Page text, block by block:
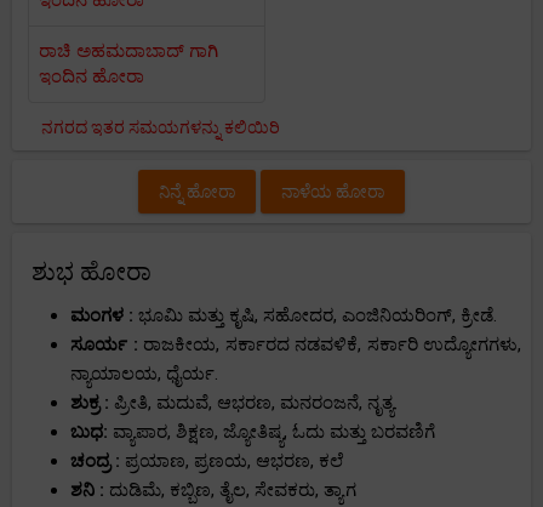
ರಾಚಿ ಅಹಮದಾಬಾದ್ ಗಾಗಿ
ಇಂದಿನ ಹೋರಾ
ನಗರದ ಇತರ ಸಮಯಗಳನ್ನು ಕಲಿಯಿರಿ
ನಿನ್ನೆ ಹೋರಾ ನಾಳೆಯ ಹೋರಾ
ಶುಭ ಹೋರಾ
ಮಂಗಳ : ಭೂಮಿ ಮತ್ತು ಕೃಷಿ, ಸಹೋದರ, ಎಂಜಿನಿಯರಿಂಗ್, ಕ್ರೀಡೆ.
ಸೂರ್ಯ : ರಾಜಕೀಯ, ಸರ್ಕಾರದ ನಡವಳಿಕೆ, ಸರ್ಕಾರಿ ಉದ್ಯೋಗಗಳು,
ನ್ಯಾಯಾಲಯ, ಧೈರ್ಯ.
ಶುಕ್ರ : ಪ್ರೀತಿ, ಮದುವೆ, ಆಭರಣ, ಮನರಂಜನೆ, ನೃತ್ಯ.
ಬುಧ: ವ್ಯಾಪಾರ, ಶಿಕ್ಷಣ, ಜ್ಯೋತಿಷ್ಯ, ಓದು ಮತ್ತು ಬರವಣಿಗೆ
ಚಂದ್ರ : ಪ್ರಯಾಣ, ಪ್ರಣಯ, ಆಭರಣ, ಕಲೆ
ಶನಿ : ದುಡಿಮೆ, ಕಬ್ಬಿಣ, ತೈಲ, ಸೇವಕರು, ತ್ಯಾಗ